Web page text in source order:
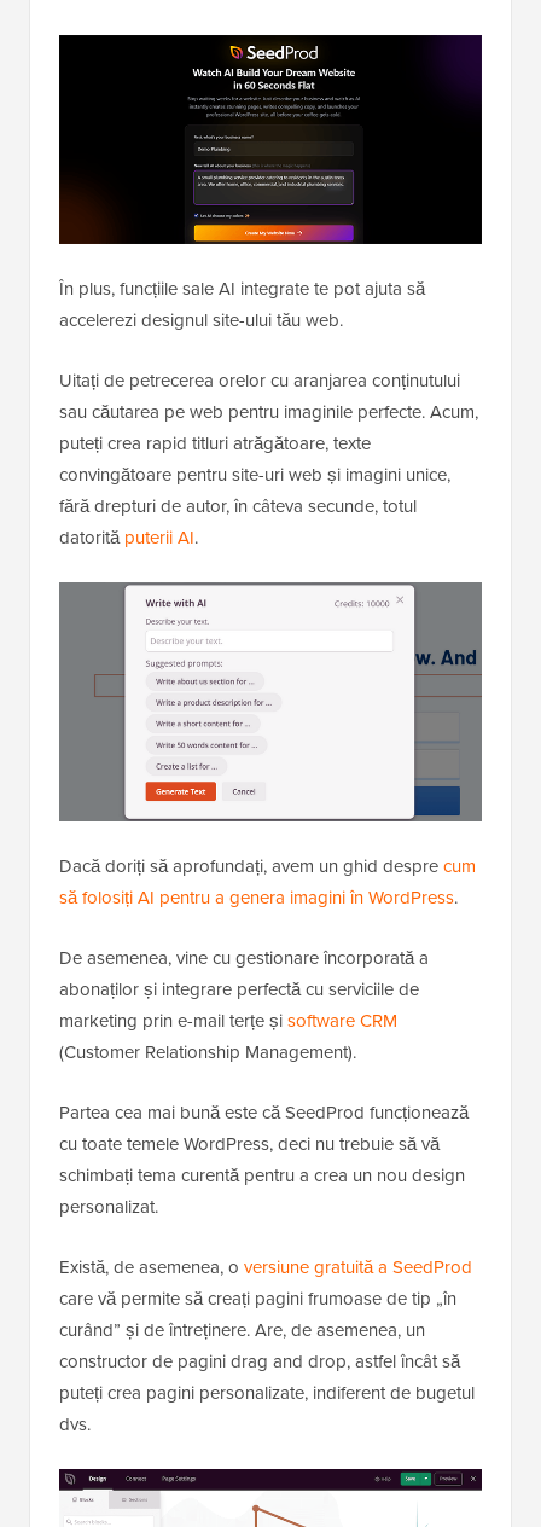
În plus, funcțiile sale AI integrate te pot ajuta să
accelerezi designul site-ului tău web.
Uitați de petrecerea orelor cu aranjarea conținutului
sau căutarea pe web pentru imaginile perfecte. Acum,
puteți crea rapid titluri atrăgătoare, texte
convingătoare pentru site-uri web și imagini unice,
fără drepturi de autor, în câteva secunde, totul
datorităputerii AI.
Dacă doriți să aprofundați, avem un ghid desprecum
să folosiți AI pentru a genera imagini în WordPress.
De asemenea, vine cu gestionare încorporată a
abonaților și integrare perfectă cu serviciile de
marketing prin e-mail terțe șisoftware CRM
(Customer Relationship Management).
Partea cea mai bună este că SeedProd funcționează
cu toate temele WordPress, deci nu trebuie să vă
schimbați tema curentă pentru a crea un nou design
personalizat.
Există, de asemenea, o versiune gratuită a SeedProd
care vă permite să creați pagini frumoase de tip „în
curând” și de întreținere. Are, de asemenea, un
constructor de pagini drag and drop, astfel încât să
puteți crea pagini personalizate, indiferent de bugetul
dvs.